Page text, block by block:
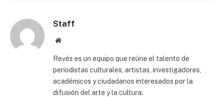
Staff
Website
Revés es un equipo que reúne el talento de
periodistas culturales, artistas, investigadores,
académicos y ciudadanos interesados por la
difusión del arte y la cultura.